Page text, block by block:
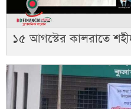
১৫ আগস্টের কালরাতে